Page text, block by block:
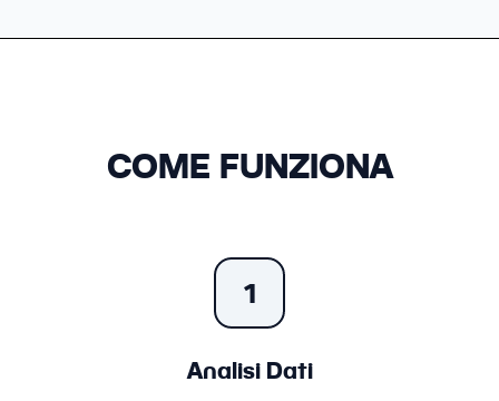
COME FUNZIONA
1
Analisi Dati